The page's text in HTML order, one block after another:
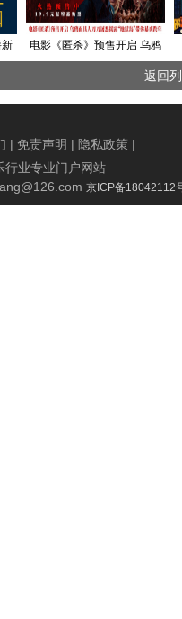
电影《匿杀》预售开启 乌鸦
面具人刀刀屠恶揭露 杀尽不
公 暴爽跨年
返回
| 免责声明 | 隐私政策 |
行业专业门户网站
京ICP备18042112